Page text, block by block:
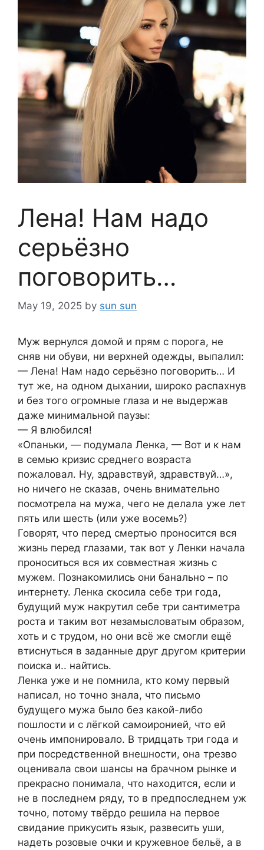
Лена! Нам надо
серьёзно
поговорить…
May 19, 2025 by sun sun
Mуж вернулся домой и прям с порога, не
сняв ни обуви, ни верхней одежды, выпалил:
— Лена! Нам надо серьёзно поговорить… И
тут же, на одном дыхании, широко распахнув
и без того огромные глаза и не выдержав
даже минимальной паузы:
— Я влюбился!
«Опаньки, — подумала Ленка, — Вот и к нам
в семью кризис среднего возраста
пожаловал. Ну, здравствуй, здравствуй…»,
но ничего не сказав, очень внимательно
посмотрела на мужа, чего не делала уже лет
пять или шесть (или уже восемь?)
Говорят, что перед смертью проносится вся
жизнь перед глазами, так вот у Ленки начала
проноситься вся их совместная жизнь с
мужем. Познакомились они банально – по
интернету. Ленка скосила себе три года,
будущий муж накрутил себе три сантиметра
роста и таким вот незамысловатым образом,
хоть и с трудом, но они всё же смогли ещё
втиснуться в заданные друг другом критерии
поиска и.. найтись.
Ленка уже и не помнила, кто кому первый
написал, но точно знала, что письмо
будущего мужа было без какой-либо
пошлости и с лёгкой самоиронией, что ей
очень импонировало. В тридцать три года и
при посредственной внешности, она трезво
оценивала свои шансы на брачном рынке и
прекрасно понимала, что находится, если и
не в последнем ряду, то в предпоследнем уж
точно, потому твёрдо решила на первое
свидание прикусить язык, развесить уши,
надеть розовые очки и кружевное бельё, а в